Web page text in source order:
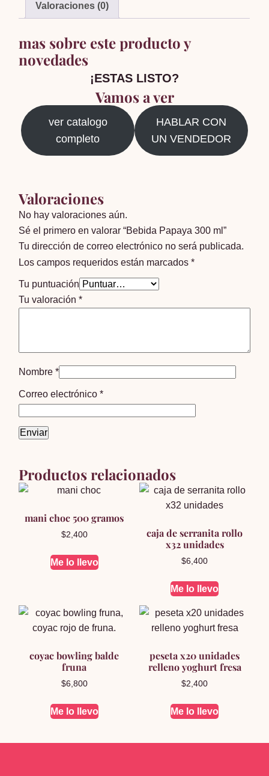
Valoraciones (0)
mas sobre este producto y
novedades
¡ESTAS LISTO?
Vamos a ver
ver catalogo
completo
HABLAR CON
UN VENDEDOR
Valoraciones
No hay valoraciones aún.
Sé el primero en valorar “Bebida Papaya 300 ml”
Tu dirección de correo electrónico no será publicada.
Los campos requeridos están marcados*
Tu puntuación
Tu valoración*
Nombre*
Correo electrónico*
Productos relacionados
mani choc 500 gramos
$2,400
Me lo llevo
caja de serranita rollo
x32 unidades
$6,400
Me lo llevo
coyac bowling balde
fruna
$6,800
Me lo llevo
peseta x20 unidades
relleno yoghurt fresa
$2,400
Me lo llevo